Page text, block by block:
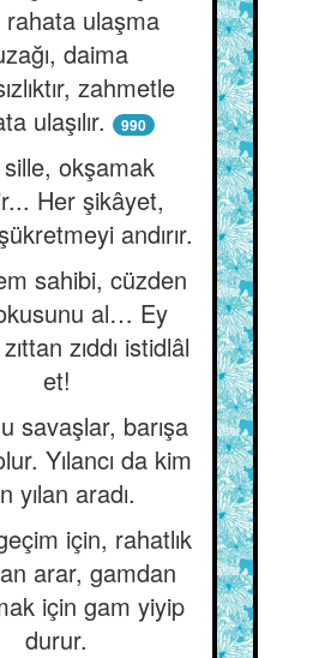
rahata ulaşma
daima
zahmetle
ulaşılır.
990
okşamak
Her şikâyet,
andırır.
sahibi, cüzden
al… Ey
zıddı istidlâl
et!
savaşlar, barışa
Yılancı da kim
yılan aradı.
için, rahatlık
arar, gamdan
için gam yiyip
durur.